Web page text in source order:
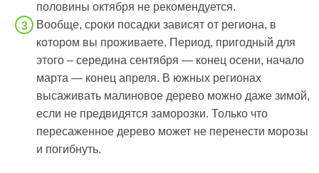
половины октября не рекомендуется.
Вообще, сроки посадки зависят от региона, в
котором вы проживаете. Период, пригодный для
этого – середина сентября — конец осени, начало
марта — конец апреля. В южных регионах
высаживать малиновое дерево можно даже зимой,
если не предвидятся заморозки. Только что
пересаженное дерево может не перенести морозы
и погибнуть.